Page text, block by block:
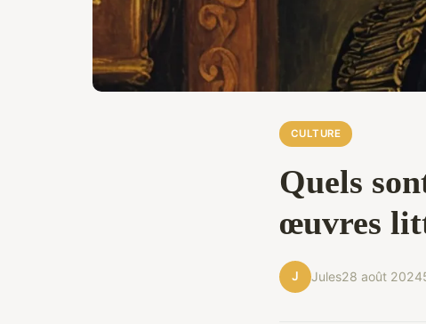
CULTURE
Quels
œuvres
J Jules28 août 2024